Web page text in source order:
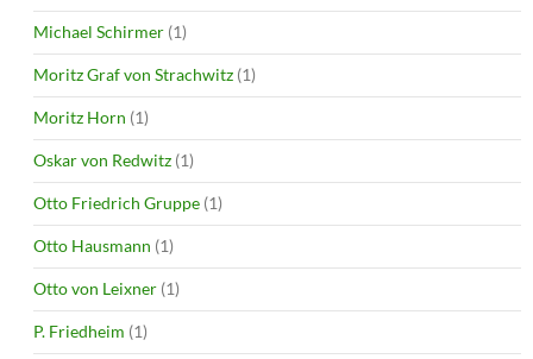
Michael Schirmer (1)
Moritz Graf von Strachwitz (1)
Moritz Horn (1)
Oskar von Redwitz (1)
Otto Friedrich Gruppe (1)
Otto Hausmann (1)
Otto von Leixner (1)
P. Friedheim (1)